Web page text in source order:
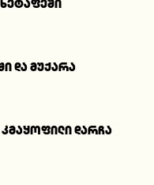
და მუქარა
კმაყოფილი დარჩა